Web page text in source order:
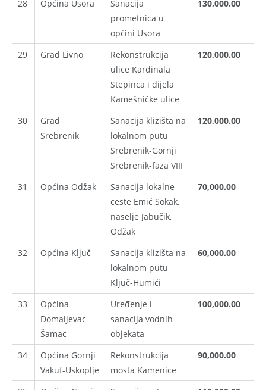
28 Općina Usora
Sanacija
prometnica u
općini Usora
130,000.00
29 Grad Livno
Rekonstrukcija
ulice Kardinala
Stepinca i dijela
Kamešničke ulice
120,000.00
30
Grad
Srebrenik
Sanacija klizišta na
lokalnom putu
Srebrenik-Gornji
Srebrenik-faza VIII
120,000.00
31 Općina Odžak
Sanacija lokalne
ceste Emić Sokak,
naselje Jabučik,
Odžak
70,000.00
32 Općina Ključ
Sanacija klizišta na
lokalnom putu
Ključ-Humići
60,000.00
33
Općina
Domaljevac-
Šamac
Uređenje i
sanacija vodnih
objekata
100,000.00
34
Općina Gornji
Vakuf-Uskoplje
Rekonstrukcija
mosta Kamenice
90,000.00